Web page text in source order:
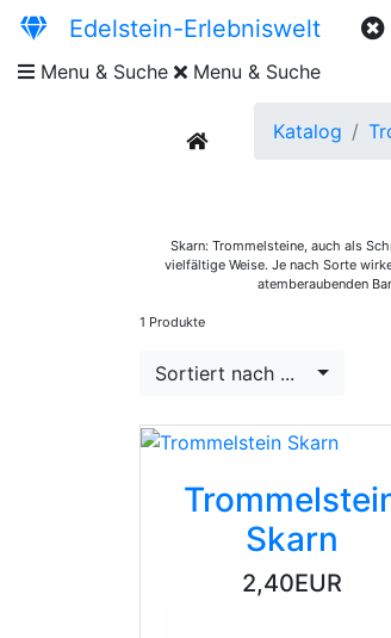
Edelstein-Erlebniswelt
Menu & Suche Menu & Suche
current Katalog
Skarn: Trommelsteine, auch als
vielfältige Weise. Je nach Sorte
atemberaubenden
1 Produkte
Sortiert nach ...
Skarn
2,40EUR